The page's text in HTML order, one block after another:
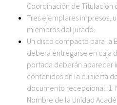
Coordinación de Titulación
Tres ejemplares impresos,
miembros del jurado.
Un disco compacto para la
deberá entregarse en caja
portada deberán aparecer
contenidos en la cubierta
documento recepcional: 1.
Nombre de la Unidad